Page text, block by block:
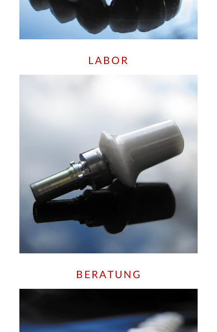
LABOR
BERATUNG